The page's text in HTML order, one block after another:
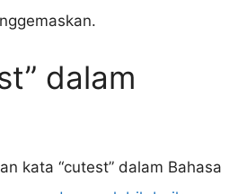
dalam
kata “cutest” dalam Bahasa